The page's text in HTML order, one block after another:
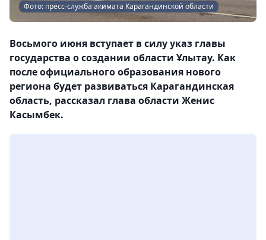
Фото: пресс-служба акимата Карагандинской области
Восьмого июня вступает в силу указ главы
государства о создании области Ұлытау. Как
после официального образования нового
региона будет развиваться Карагандинская
область, рассказал глава области Женис
Касымбек.